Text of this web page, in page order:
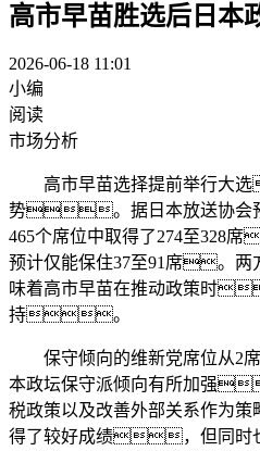
高市早苗胜选后日本
2026-06-18 11:01
小编
阅读
市场分析
高市早苗选择提前举行大
势。据日本放送协会
465个席位中取得了274至328
预计仅能保住37至91席。
味着高市早苗在推动政策时
持。
保守倾向的维新党席位从
本政坛保守派倾向有所加强
税政策以及改善外部关系作为
得了较好成绩，但同时